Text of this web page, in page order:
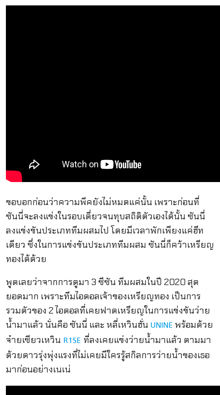
ขอบอกก่อนว่าความพีคยังไม่หมดแค่นั้น เพราะก่อนที่
ซันนี่จะลงแข่งในรอบเดี่ยวจนทุบสถิติตัวเองได้นั้น ซันนี่
ลงแข่งขันประเภททีมผสมไป โดยมีเวลาพักเพียงแค่ฮีท
เดียว ซึ่งในการแข่งขันประเภททีมผสม ซันนี่ก็คว้าเหรียญ
ทองได้ด้วย
พูดเลยว่าจากการดูมา 3 ซีซัน ทีมผสมในปี 2020 สุด
ยอดมาก เพราะทีมไอดอลเจ้าของเหรียญทอง เป็นการ
รวมตัวของ 2 ไอดอลที่เคยฟาดเหรียญในการแข่งขันว่าย
น้ำมาแล้ว นั่นคือ ซันนี่ และ หลี่เหวินฮั่น UNINE พร้อมด้วย
จ๋ายเซียวเหวิน R1SE ที่ลงเคยแข่งว่ายน้ำมาแล้ว ตามมา
ด้วยดาวรุ่งพุ่งแรงที่ไม่เคยมีใครรู้สกิลการว่ายน้ำของเธอ
มาก่อนอย่างเนเน่